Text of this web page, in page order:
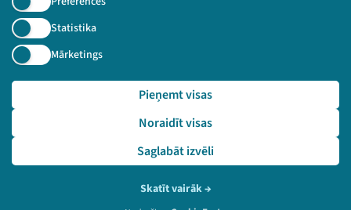
Statistika
Mārketings
Saglabāt izvēli
Noraidīt visas
Pieņemt visas
Skatīt vairāk→
Nepalaid garām aktuālāko informāciju!
🔗 https://festivalslampa.lv/lv/video-arhivs/1973?sp